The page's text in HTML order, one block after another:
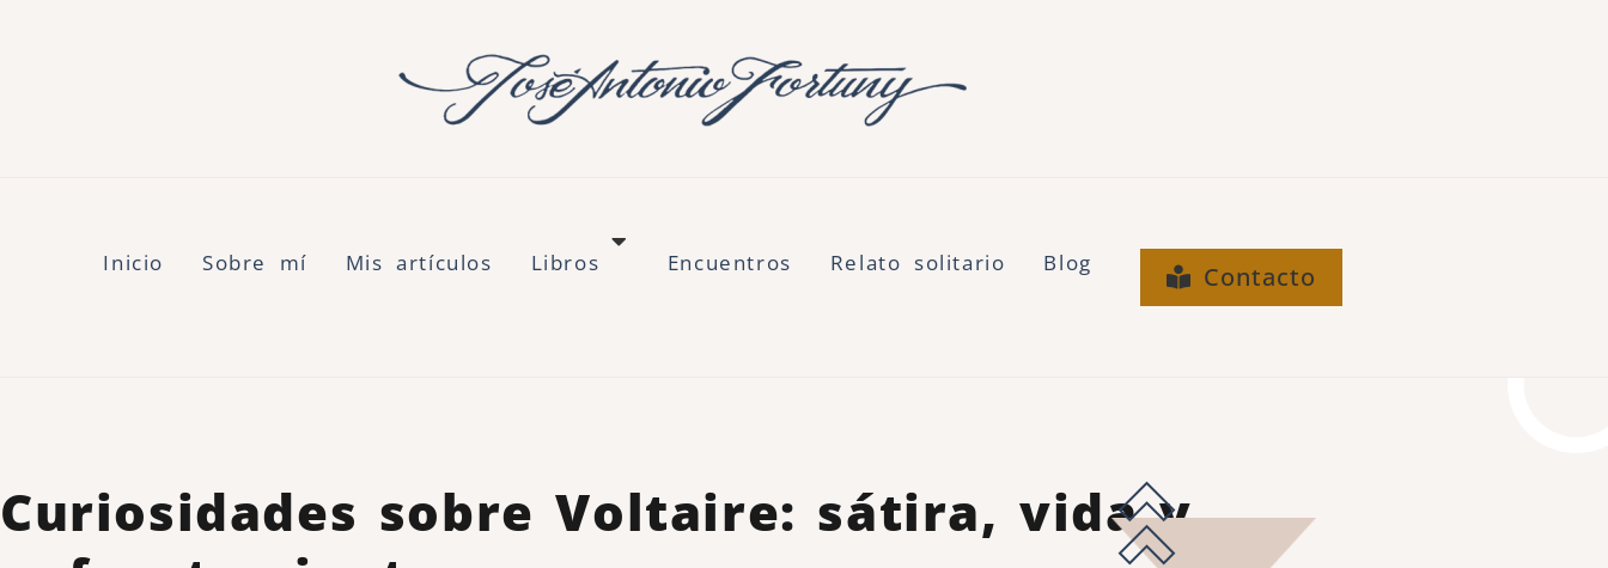
Inicio Sobre mí Mis artículos Libros Encuentros Relato solitario Blog Contacto
Curiosidades sobre Voltaire: sátira, vida y